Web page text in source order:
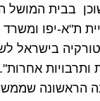
בבית
ת"א-יפו
בישראל
הראשונה